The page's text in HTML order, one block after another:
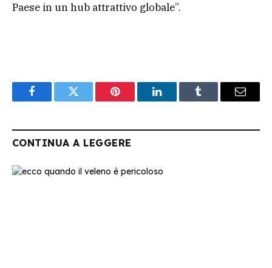
Paese in un hub attrattivo globale”.
FacebookTwitter Pinterest LinkedInTumblr Email
CONTINUA A LEGGERE